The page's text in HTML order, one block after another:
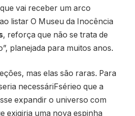
vai receber um arco
listar O Museu da Inocência
, reforça que não se trata de
planejada para muitos anos.
mas elas são raras. Para
necessáriFsérieo que a
expandir o universo com
exigiria uma nova espinha